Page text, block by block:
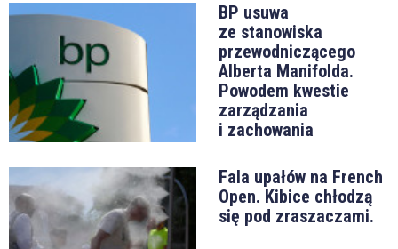
BP usuwa
ze stanowiska
przewodniczącego
Alberta Manifolda.
Powodem kwestie
zarządzania
i zachowania
Fala upałów na French
Open. Kibice chłodzą
się pod zraszaczami.